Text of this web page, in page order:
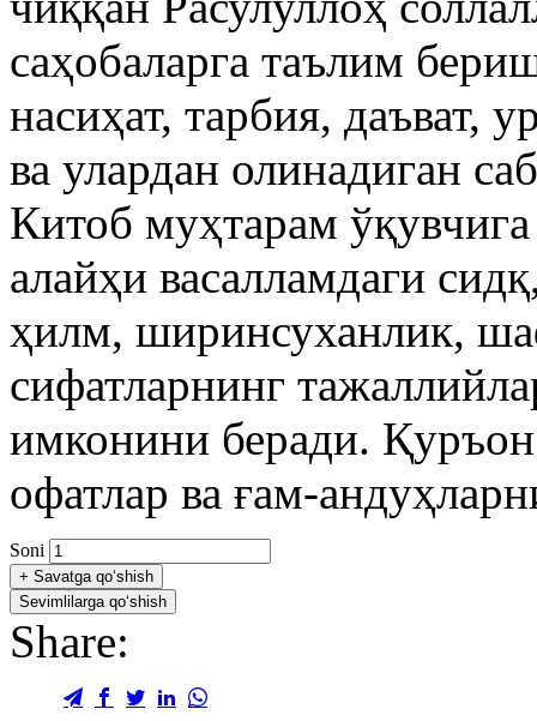
саҳобаларга таълим
насиҳат, тарбия, даъват,
ва улардан олинадиган
Китоб муҳтарам
алайҳи васалламдаги
ҳилм, ширинсуханлик,
сифатларнинг
имконини беради.
офатлар ва ғам-
Soni
+ Savatga qo‘shish
Sevimlilarga qo‘shish
Share: